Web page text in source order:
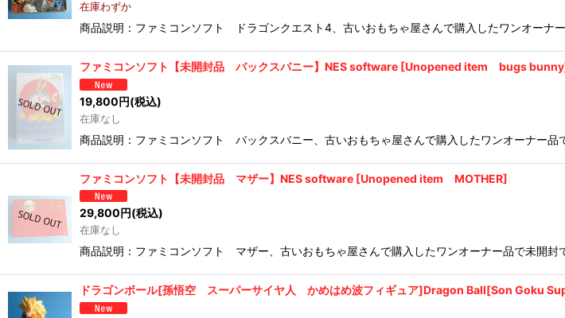
在庫わずか
商品説明：ファミコンソフト ドラゴンクエスト4、古いおもちゃ屋さんで購入したワンオーナ
ファミコンソフト【未開封品 バックスバニー】NES software [Unopened item bugs
19,800円(税込)
在庫なし
商品説明：ファミコンソフト バックスバニー、古いおもちゃ屋さんで購入したワンオーナー
ファミコンソフト【未開封品 マザー】NES software [Unopened item MOTHER]
29,800円(税込)
在庫なし
商品説明：ファミコンソフト マザー、古いおもちゃ屋さんで購入したワンオーナー品で未開
ドラゴンボール[孫悟空 スーパーサイヤ人 かめはめ波フィギュア]Dragon Ball[Son Goku